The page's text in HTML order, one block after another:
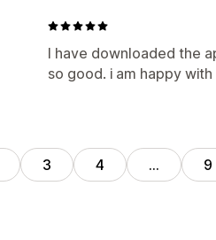
I have downloaded the
so good. i am happy
3 4 … 9